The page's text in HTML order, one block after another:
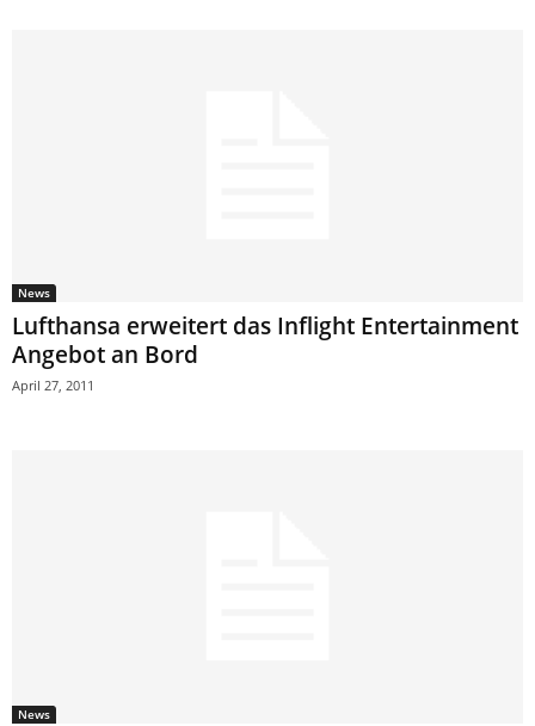
News
Lufthansa erweitert das Inflight Entertainment
Angebot an Bord
April 27, 2011
News